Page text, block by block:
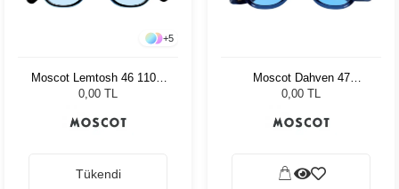
+5
Moscot Lemtosh 46 110 Ii
Blue Bel Air Blue
0,00 TL
Tükendi
Moscot Dahven 47
Sapphire Celebrity Blue
0,00 TL